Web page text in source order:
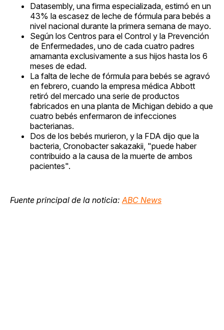
Datasembly, una firma especializada, estimó en un
43% la escasez de leche de fórmula para bebés a
nivel nacional durante la primera semana de mayo.
Según los Centros para el Control y la Prevención
de Enfermedades, uno de cada cuatro padres
amamanta exclusivamente a sus hijos hasta los 6
meses de edad.
La falta de leche de fórmula para bebés se agravó
en febrero, cuando la empresa médica Abbott
retiró del mercado una serie de productos
fabricados en una planta de Michigan debido a que
cuatro bebés enfermaron de infecciones
bacterianas.
Dos de los bebés murieron, y la FDA dijo que la
bacteria, Cronobacter sakazakii, "puede haber
contribuido a la causa de la muerte de ambos
pacientes".
Fuente principal de la noticia: ABC News